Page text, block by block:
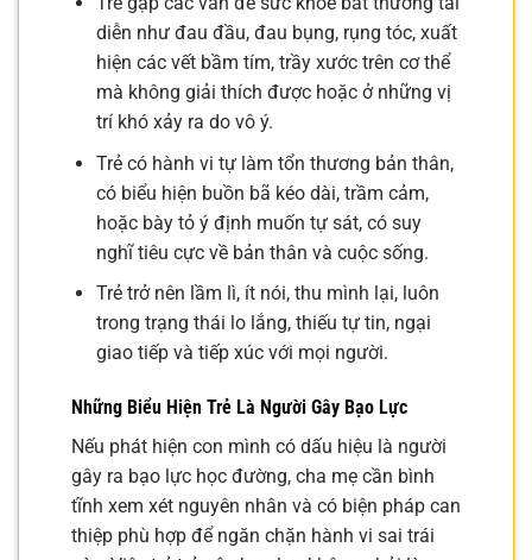
diễn như đau đầu, đau bụng, rụng tóc, xuất
hiện các vết bầm tím, trầy xước trên cơ thể
mà không giải thích được hoặc ở những vị
trí khó xảy ra do vô ý.
Trẻ có hành vi tự làm tổn thương bản thân,
có biểu hiện buồn bã kéo dài, trầm cảm,
hoặc bày tỏ ý định muốn tự sát, có suy
nghĩ tiêu cực về bản thân và cuộc sống.
Trẻ trở nên lầm lì, ít nói, thu mình lại, luôn
trong trạng thái lo lắng, thiếu tự tin, ngại
giao tiếp và tiếp xúc với mọi người.
Những Biểu Hiện Trẻ Là Người Gây Bạo Lực
Nếu phát hiện con mình có dấu hiệu là người
gây ra bạo lực học đường, cha mẹ cần bình
tĩnh xem xét nguyên nhân và có biện pháp can
thiệp phù hợp để ngăn chặn hành vi sai trái